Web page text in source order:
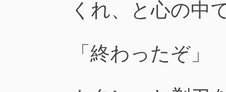
くれ、と心の中
「終わったぞ」